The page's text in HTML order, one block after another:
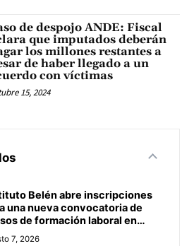
de despojo ANDE: Fiscal
que imputados deberán
los millones restantes a
de haber llegado a un
con víctimas
15, 2024
Belén abre inscripciones
una nueva convocatoria de
de formación laboral en
7, 2026